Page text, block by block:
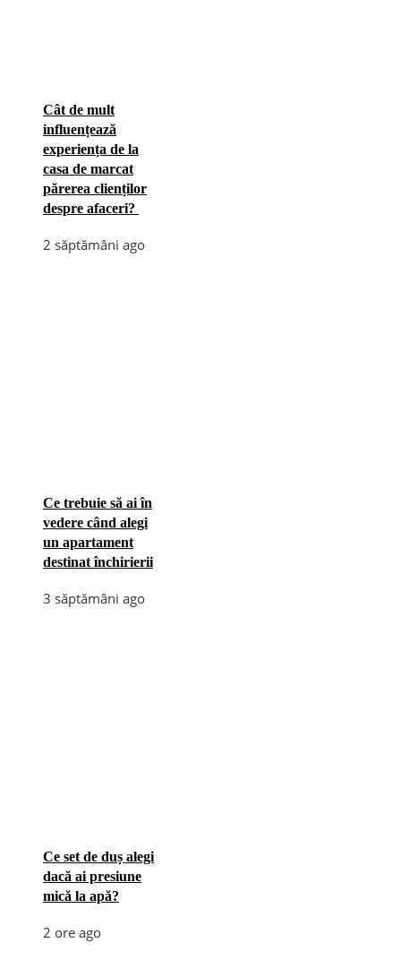
Cât de mult
influențează
experiența de la
casa de marcat
părerea clienților
despre afaceri?
2 săptămâni ago
Ce trebuie să ai în
vedere când alegi
un apartament
destinat închirierii
3 săptămâni ago
Ce set de duș alegi
dacă ai presiune
mică la apă?
2 ore ago